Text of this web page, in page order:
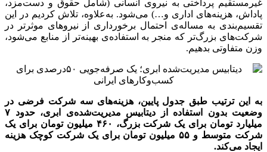
غیرمستقیم پرداختی به نیروی انسانی (شامل حقوق و دست‌مزد،
پاداش، هزینه‌های اداری و…) می‌شود. به‌علاوه، تلاش کردیم در این
تقسیم‌بندی به مساله‌ی احتمال برخورداری از نیروهای موثرتر در
شرکت‌های بزرگ‌تر که منجر به استفاده‌ی بهینه‌تر از منابع می‌شود،
وزن متفاوتی بدهیم.
به این ترتیب طبق جدول پایین، هزینه‌های سه شرکت فرضی در
وضعیت بدون استفاده از دیتابیس مدیریت‌شده‌ی ابری، حدود
میلیارد تومان برای یک شرکت بزرگ،
میلیون تومان برای یک
شرکت متوسط و
میلیون تومان برای یک شرکت کوچک هزینه
ایجاد می‌کند.